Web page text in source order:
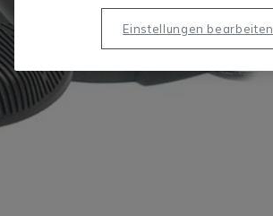
Einstellungen bearbeiten